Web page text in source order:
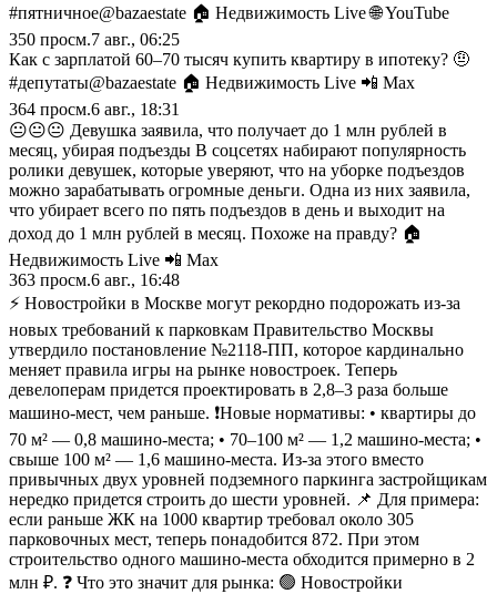
#пятничное@bazaestate 🏠 Недвижимость Live 🌐 YouTube
350 просм.7 авг., 06:25
Как с зарплатой 60–70 тысяч купить квартиру в ипотеку? 🤨
#депутаты@bazaestate 🏠 Недвижимость Live 📲 Max
364 просм.6 авг., 18:31
😐😐😐 Девушка заявила, что получает до 1 млн рублей в
месяц, убирая подъезды В соцсетях набирают популярность
ролики девушек, которые уверяют, что на уборке подъездов
можно зарабатывать огромные деньги. Одна из них заявила,
что убирает всего по пять подъездов в день и выходит на
доход до 1 млн рублей в месяц. Похоже на правду? 🏠
Недвижимость Live 📲 Max
363 просм.6 авг., 16:48
⚡️ Новостройки в Москве могут рекордно подорожать из-за
новых требований к парковкам Правительство Москвы
утвердило постановление №2118-ПП, которое кардинально
меняет правила игры на рынке новостроек. Теперь
девелоперам придется проектировать в 2,8–3 раза больше
машино-мест, чем раньше. ❗️Новые нормативы: • квартиры до
70 м² — 0,8 машино-места; • 70–100 м² — 1,2 машино-места; •
свыше 100 м² — 1,6 машино-места. Из-за этого вместо
привычных двух уровней подземного паркинга застройщикам
нередко придется строить до шести уровней. 📌 Для примера:
если раньше ЖК на 1000 квартир требовал около 305
парковочных мест, теперь понадобится 872. При этом
строительство одного машино-места обходится примерно в 2
млн ₽. ❓ Что это значит для рынка: 🟢 Новостройки